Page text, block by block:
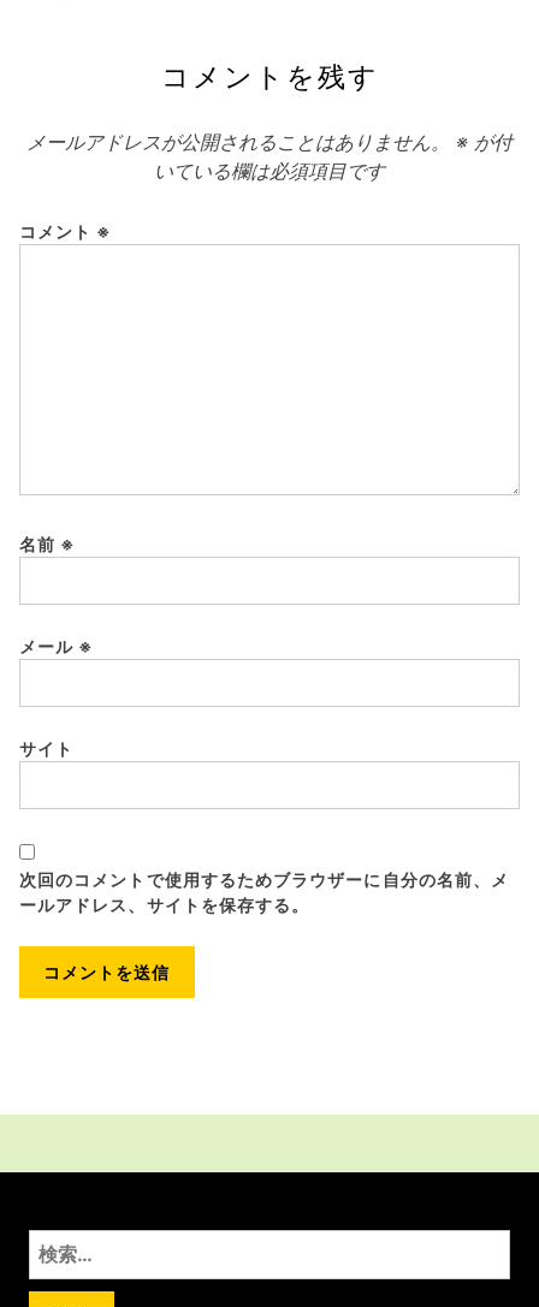
コメントを残す
メールアドレスが公開されることはありません。 ※ が付
いている欄は必須項目です
コメント ※
名前 ※
メール ※
サイト
次回のコメントで使用するためブラウザーに自分の名前、メ
ールアドレス、サイトを保存する。
検
索: